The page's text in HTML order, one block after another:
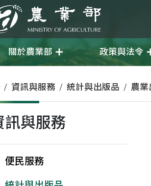
農業部
關於農業部 政策與法令
首頁資訊與服務 統計與出版品 農業
訊與服務
便民服務